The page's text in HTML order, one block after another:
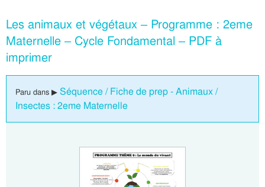
Les animaux et végétaux – Programme : 2eme
Maternelle – Cycle Fondamental – PDF à
imprimer
Paru dans ▶ Séquence / Fiche de prep - Animaux /
Insectes : 2eme Maternelle